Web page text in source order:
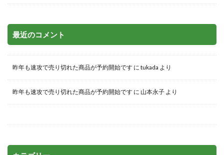
最近のコメント
昨年も速攻で売り切れた商品が予約開始です に tukada より
昨年も速攻で売り切れた商品が予約開始です に 山本永子 より